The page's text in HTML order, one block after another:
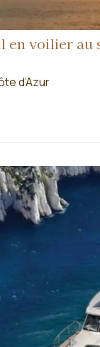
en voilier au
d’Azur